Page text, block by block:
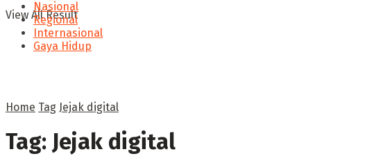
View All Result
Nasional
Regional
Internasional
Gaya Hidup
Home Tag Jejak digital
Tag: Jejak digital